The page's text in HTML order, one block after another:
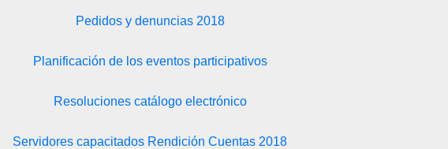
Pedidos y denuncias 2018
Planificación de los eventos participativos
Resoluciones catálogo electrónico
Servidores capacitados Rendición Cuentas 2018